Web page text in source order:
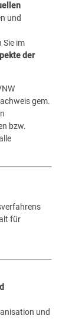
und
im
der
gem.
bzw.
für
und